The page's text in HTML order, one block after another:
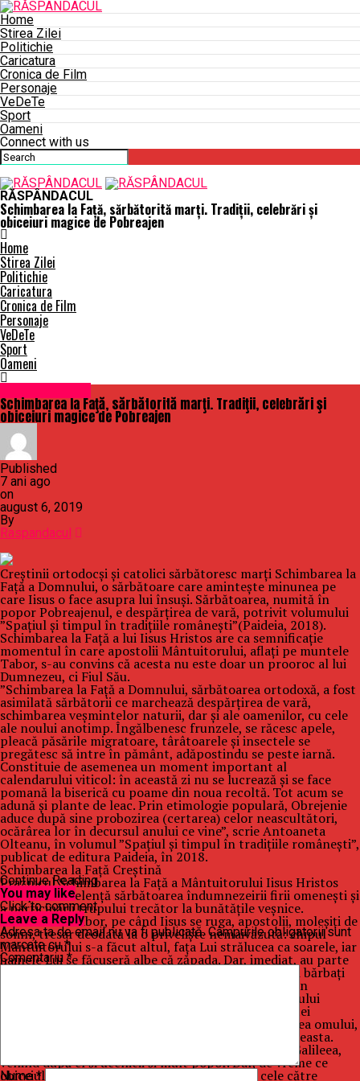
Home
Stirea Zilei
Politichie
Caricatura
Cronica de Film
Personaje
VeDeTe
Sport
Oameni
Connect with us
RĂSPÂNDACUL
Schimbarea la Faţă, sărbătorită marţi. Tradiţii, celebrări şi
obiceiuri magice de Pobreajen
Home
Stirea Zilei
Politichie
Caricatura
Cronica de Film
Personaje
VeDeTe
Sport
Oameni
Schimbarea la Faţă, sărbătorită marţi. Tradiţii, celebrări şi
obiceiuri magice de Pobreajen
Published
7 ani ago
on
august 6, 2019
By
Raspandacul
Creştinii ortodocşi şi catolici sărbătoresc marţi Schimbarea la
Faţă a Domnului, o sărbătoare care aminteşte minunea pe
care Iisus o face asupra lui însuşi. Sărbătoarea, numită în
popor Pobreajenul, e despărţirea de vară, potrivit volumului
”Spaţiul şi timpul în tradiţiile româneşti”(Paideia, 2018).
Schimbarea la Faţă a lui Iisus Hristos are ca semnificaţie
momentul în care apostolii Mântuitorului, aflaţi pe muntele
Tabor, s-au convins că acesta nu este doar un prooroc al lui
Dumnezeu, ci Fiul Său.
”Schimbarea la Faţă a Domnului, sărbătoarea ortodoxă, a fost
asimilată sărbătorii ce marchează despărţirea de vară,
schimbarea veşmintelor naturii, dar şi ale oamenilor, cu cele
ale noului anotimp. Îngălbenesc frunzele, se răcesc apele,
pleacă păsările migratoare, târâtoarele şi insectele se
pregătesc să intre în pământ, adăpostindu se peste iarnă.
Constituie de asemenea un moment important al
calendarului viticol: în această zi nu se lucrează şi se face
pomană la biserică cu poame din noua recoltă. Tot acum se
adună şi plante de leac. Prin etimologie populară, Obrejenie
aduce după sine probozirea (certarea) celor neascultători,
ocărârea lor în decursul anului ce vine”, scrie Antoaneta
Olteanu, în volumul ”Spaţiul şi timpul în tradiţiile româneşti”,
publicat de editura Paideia, în 2018.
Schimbarea la Faţă Creştină
Praznicul Schimbarea la Faţă a Mântuitorului Iisus Hristos
este prin excelenţă sărbătoarea îndumnezeirii firii omeneşti şi
a participării trupului trecător la bunătăţile veşnice.
Pe muntele Tabor, pe când Iisus se ruga, apostolii, moleşiţi de
somn, tresar deodată la o privelişte nemaivăzută: chipul
Mântuitorului s-a făcut altul, faţa Lui strălucea ca soarele, iar
hainele Lui se făcuseră albe că zăpada. Dar, imediat, au parte
de un lucru şi mai neobişnuit: în această lumină, doi bărbaţi
stau de vorba cu Iisus despre patima şi moartea Sa în
Ierusalim. Este vorba despre marii prooroci ai Vechiului
Testament, Moise şi Ilie. Semnificaţia tainică a acestei
sărbători este vederea lui Dumnezeu şi transfigurarea omului,
posibilitatea lui de a se îndumnezei încă din viaţa aceasta.
Domnul a venit la muntele Taborului, care este în Galileea,
venind după el şi ucenicii şi mult popor. Dar, de vreme ce
obiceiul Domnului Hristos era ca rugăciunile cele către
Continue Reading
You may like
Click to comment
Leave a Reply
Adresa ta de email nu va fi publicată. Câmpurile obligatorii sunt
marcate cu*
Comentariu *
Nume*